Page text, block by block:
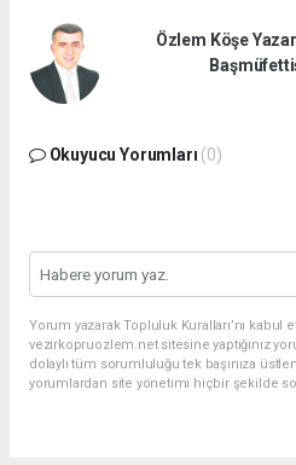
Özlem Köşe
Okuyucu Yorumları (0)
Yorum yazarak Topluluk Kuralları’nı kabul
vezirkopruozlem.net sitesine yaptığınız
dolaylı tüm sorumluluğu tek başınıza
yorumlardan site yönetimi hiçbir şekilde